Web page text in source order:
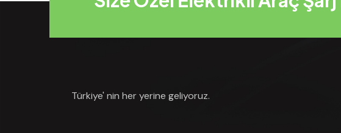
Türkiye' nin her yerine geliyoruz.